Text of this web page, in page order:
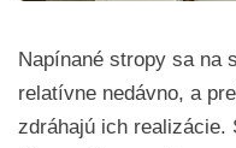
Napínané stropy sa na
relatívne nedávno, a
zdráhajú ich realizácie.